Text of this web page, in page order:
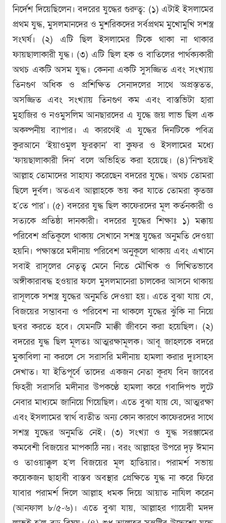
নির্দেশ দিয়েছিলেন। বদরের যুদ্ধের গুরুত্ব: (১) এটাই ইসলামের
প্রথম যুদ্ধ, মুসলমানদের ও মুশরিকদের সর্বপ্রথম মুখোমুখি সশস্ত্র
সংঘর্ষ। (২) এটি ছিল ইসলামের টিকে থাকা না থাকার
ফায়ছালাকারী যুদ্ধ। (৩) এটি ছিল হক ও বাতিলের পার্থক্যকারী
অথচ একটি অসম যুদ্ধ। কেননা একটি সুসজ্জিত এবং সংখ্যায়
তিনগুণ অধিক ও প্রশিক্ষিত সেনাদলের সাথে অপ্রস্ত্তত,
অসজ্জিত এবং সংখ্যায় তিনগুণ কম এবং বাস্তভিটা হারা
মুহাজির ও নওমুসলিম আনছারদের এ যুদ্ধে জয় লাভ ছিল এক
অকল্পনীয় ব্যাপার। এ কারণেই এ যুদ্ধের দিনটিকে পবিত্র
কুরআনে ‘ইয়াওমুল ফুরক্বান’ বা কুফর ও ইসলামের মধ্যে
‘ফায়ছালাকারী দিন’ বলে অভিহিত করা হয়েছে। (৪)‘নিশ্চয়ই
আল্লাহ তোমাদের সাহায্য করেছেন বদরের যুদ্ধে। অথচ তোমরা
ছিলে দুর্বল। অতএব আল্লাহকে ভয় কর যাতে তোমরা কৃতজ্ঞ
হ’তে পার’। (৫) বদরের যুদ্ধ ছিল কাফেরদের মূল কর্তনকারী ও
সত্যকে প্রতিষ্ঠা দানকারী। বদরের যুদ্ধের শিক্ষাঃ ১) মক্কায়
পরিবেশ প্রতিকূলে থাকায় সেখানে সশস্ত্র যুদ্ধের অনুমতি দেওয়া
হয়নি। পক্ষান্তরে মদীনায় পরিবেশ অনুকূলে থাকায় এবং এখানে
সবাই রাসূলের নেতৃত্ব মেনে নিতে মৌখিক ও লিখিতভাবে
অঙ্গীকারাবদ্ধ হওয়ার ফলে মুসলমানেরা চালকের আসনে থাকায়
রাসূলকে সশস্ত্র যুদ্ধের অনুমতি দেওয়া হয়। এতে বুঝা যায় যে,
বিজয়ের সম্ভাবনা ও পরিবেশ না থাকলে যুদ্ধের ঝুঁকি না নিয়ে
ছবর করতে হবে। যেমনটি মাক্কী জীবনে করা হয়েছিল। (২)
বদরের যুদ্ধ ছিল মূলতঃ আত্মরক্ষামূলক। আবূ জাহলকে বদরে
মুকাবিলা না করলে সে সরাসরি মদীনায় হামলা করার দুঃসাহস
দেখাত। যা ইতিপূর্বে তাদের একজন নেতা কূরয বিন জাবের
ফিহরী সরাসরি মদীনার উপকণ্ঠে হামলা করে গবাদিপশু লুটে
নেবার মাধ্যমে জানিয়ে গিয়েছিল। এতে বুঝা যায় যে, আত্মরক্ষা
এবং ইসলামের স্বার্থ ব্যতীত অন্য কোন কারণে কাফেরদের সাথে
সশস্ত্র যুদ্ধের অনুমতি নেই। (৩) সংখ্যা ও যুদ্ধ সরঞ্জামের
কমবেশী বিজয়ের মাপকাঠি নয়। বরং আল্লাহর উপরে দৃঢ় ঈমান
ও তাওয়াক্কুল হ’ল বিজয়ের মূল হাতিয়ার। পরামর্শ সভায়
কয়েকজন ছাহাবী বাস্তব অবস্থার প্রেক্ষিতে যুদ্ধ না করে ফিরে
যাবার পরামর্শ দিলে আল্লাহ ধমক দিয়ে আয়াত নাযিল করেন
(আনফাল ৮/৫-৬)। এতে বুঝা যায়, আল্লাহর গায়েবী মদদ